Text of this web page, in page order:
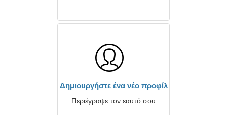
Δημιουργήστε ένα νέο προφίλ
Περιέγραψε τον εαυτό σου